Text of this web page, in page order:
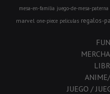
mesa-en-familia juego-de-mesa-paterna
marvel one-piece peliculas regalos-
JUEGO /